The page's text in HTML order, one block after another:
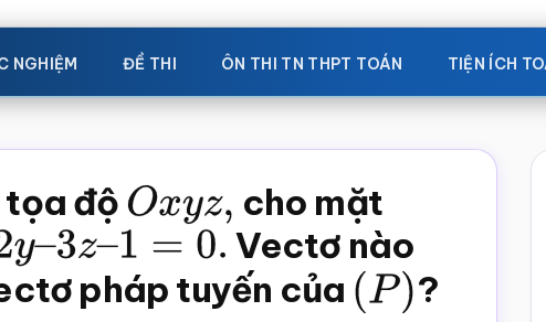
NGHIỆM ĐỀ THI ÔN THI TN THPT TOÁN TIỆN ÍCH
tọa độ Oxyz, cho mặt
z–1=0.
Vectơ nào
pháp tuyến của (P) ?